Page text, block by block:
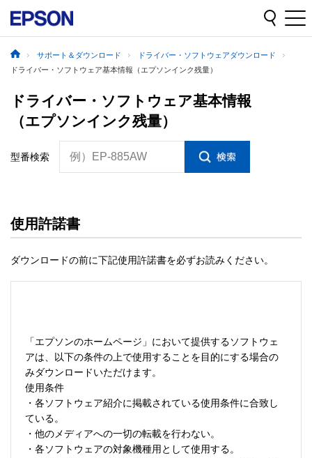
サポート＆ダウンロード
ドライバー・ソフトウェアダウンロード
ドライバー・ソフトウェア基本情報（エプソンインク残量）
ドライバー・ソフトウェア基本情報
（エプソンインク残量）
型番検索 例）EP-885AW
使用許諾書
ダウンロードの前に下記使用許諾書を必ずお読みください。
「エプソンのホームページ」において提供するソフトウェ
アは、以下の条件の上で使用することを目的にする場合の
みダウンロードいただけます。
使用条件
・各ソフトウェア紹介に掲載されている使用条件に合致し
ている。
・他のメディアへの一切の転載を行わない。
・各ソフトウェアの対象機種用として使用する。